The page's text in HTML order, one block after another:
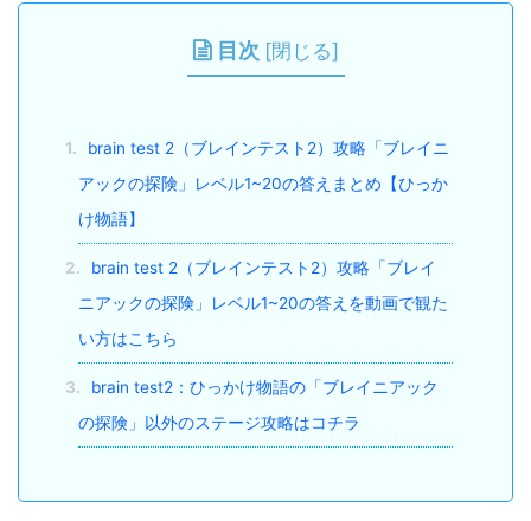
目次 [閉じる]
1.
brain test 2（ブレインテスト2）攻略「ブレイニ
アックの探険」レベル1~20の答えまとめ【ひっか
け物語】
2.
brain test 2（ブレインテスト2）攻略「ブレイ
ニアックの探険」レベル1~20の答えを動画で観た
い方はこちら
3.
brain test2：ひっかけ物語の「ブレイニアック
の探険」以外のステージ攻略はコチラ